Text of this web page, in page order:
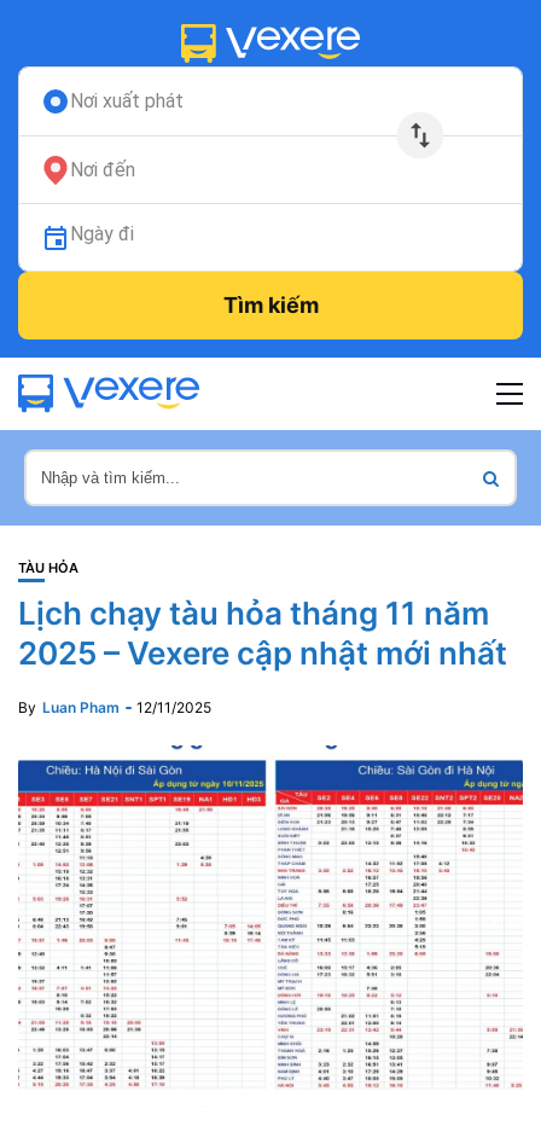
Nơi xuất phát
Nơi đến
Ngày đi
Tìm kiếm
TÀU HỎA
Lịch chạy tàu hỏa tháng 11 năm
2025 – Vexere cập nhật mới nhất
By Luan Pham 12/11/2025